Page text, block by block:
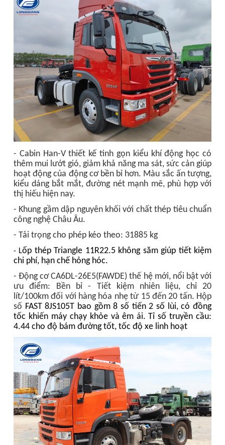
- Cabin Han-V thiết kế tinh gọn kiểu khí động học có
thêm mui lướt gió, giảm khả năng ma sát, sức cản giúp
hoạt động của động cơ bền bỉ hơn. Màu sắc ấn tượng,
kiểu dáng bắt mắt, đường nét mạnh mẽ, phù hợp với
thị hiếu hiện nay.
- Khung gầm dập nguyên khối với chất thép tiêu chuẩn
công nghệ Châu Âu.
- Tải trọng cho phép kéo theo: 31885 kg
- Lốp thép Triangle 11R22.5 không săm giúp tiết kiệm
chi phí, hạn chế hỏng hóc.
- Động cơ CA6DL-26E5(FAWDE) thế hệ mới, nổi bật với
ưu điểm: Bền bỉ - Tiết kiệm nhiên liệu, chỉ 20
lít/100km đối với hàng hóa nhẹ từ 15 đến 20 tấn. Hộp
số FAST 8JS105T bao gồm 8 số tiến 2 số lùi, có đồng
tốc khiến máy chạy khỏe và êm ái. Tỉ số truyền cầu:
4.44 cho độ bám đường tốt, tốc độ xe linh hoạt